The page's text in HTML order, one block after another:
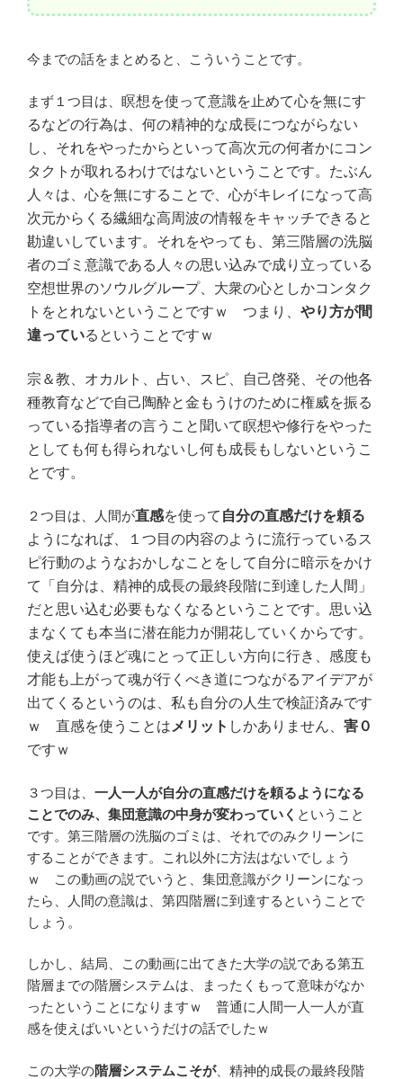
今までの話をまとめると、こういうことです。
まず１つ目は、 瞑想を使って意識を止めて心を無にす
るなどの行為は、何の精神的な成長につながらない
し、それをやったからといって高次元の何者かにコン
タクトが取れるわけではないということです。たぶん
人々は、心を無にすることで、心がキレイになって高
次元からくる繊細な高周波の情報をキャッチできると
勘違いしています。それをやっても、第三階層の洗脳
者のゴミ意識である人々の思い込みで成り立っている
空想世界のソウルグループ、大衆の心としかコンタク
トをとれないということですｗ つまり、 やり方が間
違っているということですｗ
宗＆教、オカルト、占い、スピ、自己啓発、その他各
種教育などで自己陶酔と金もうけのために権威を振る
っている指導者の言うこと聞いて瞑想や修行をやった
としても何も得られないし何も成長もしないというこ
とです。
２つ目は、人間が直感を使って 自分の直感だけを頼る
ようになれば、１つ目の内容のように流行っているス
ピ行動のようなおかしなことをして自分に暗示をかけ
て「自分は、精神的成長の最終段階に到達した人間」
だと思い込む必要もなくなるということです。思い込
まなくても本当に潜在能力が開花していくからです。
使えば使うほど魂にとって正しい方向に行き、感度も
才能も上がって魂が行くべき道につながるアイデアが
出てくるというのは、私も自分の人生で検証済みです
ｗ 直感を使うことは メリット しかありません、 害０
ですｗ
３つ目は、 一人一人が自分の直感だけを頼るようになる
ことでのみ、集団意識の中身が変わっていく ということ
です。第三階層の洗脳のゴミは、それでのみクリーンに
することができます。これ以外に方法はないでしょう
ｗ この動画の説でいうと、集団意識がクリーンになっ
たら、人間の意識は、第四階層に到達するということで
しょう。
しかし、結局、この動画に出てきた大学の説である第五
階層までの階層システムは、まったくもって意味がなか
ったということになりますｗ 普通に人間一人一人が直
感を使えばいいというだけの話でしたｗ
この大学の階層システムこそが、精神的成長の最終段階